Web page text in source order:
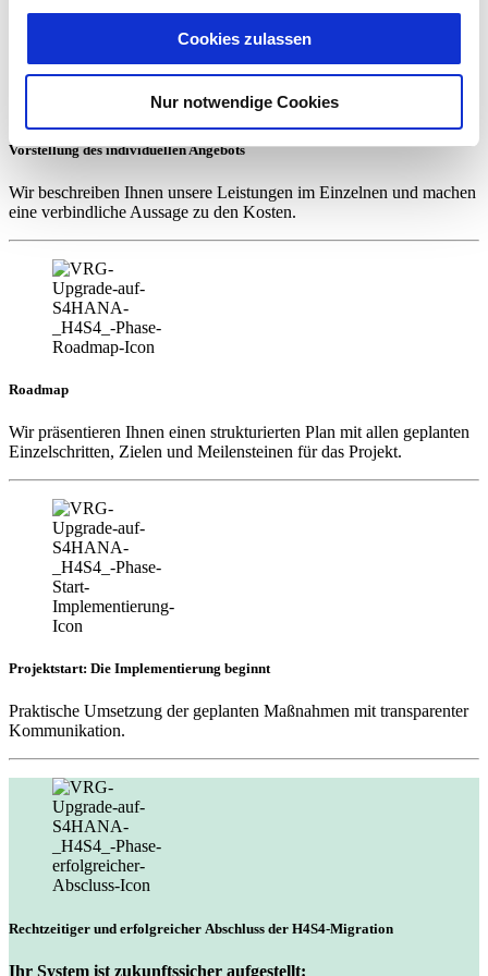
in die USA übermittelt und verarbeitet werden. Nähere
Informationen entnehmen Sie unserer
Datenschutzerklärung für diese Website.
Cookies zulassen
Nur notwendige Cookies
Vorstellung des individuellen Angebots
Wir beschreiben Ihnen unsere Leistungen im Einzelnen und machen
eine verbindliche Aussage zu den Kosten.
Roadmap
Wir präsentieren Ihnen einen strukturierten Plan mit allen geplanten
Einzelschritten, Zielen und Meilensteinen für das Projekt.
Projektstart: Die Implementierung beginnt
Praktische Umsetzung der geplanten Maßnahmen mit transparenter
Kommunikation.
Rechtzeitiger und erfolgreicher Abschluss der H4S4-Migration
Ihr System ist zukunftssicher aufgestellt: